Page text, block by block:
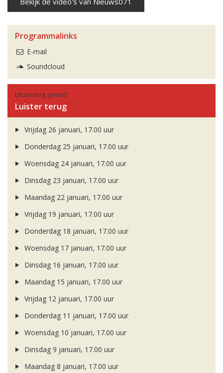
Programmalinks
E-mail
Soundcloud
Uitzending gemist?
Luister terug
Vrijdag 26 januari, 17.00 uur
Donderdag 25 januari, 17.00 uur
Woensdag 24 januari, 17.00 uur
Dinsdag 23 januari, 17.00 uur
Maandag 22 januari, 17.00 uur
Vrijdag 19 januari, 17.00 uur
Donderdag 18 januari, 17.00 uur
Woensdag 17 januari, 17.00 uur
Dinsdag 16 januari, 17.00 uur
Maandag 15 januari, 17.00 uur
Vrijdag 12 januari, 17.00 uur
Donderdag 11 januari, 17.00 uur
Woensdag 10 januari, 17.00 uur
Dinsdag 9 januari, 17.00 uur
Maandag 8 januari, 17.00 uur